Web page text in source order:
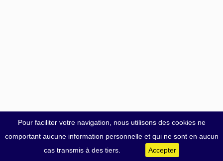
Pour faciliter votre navigation, nous utilisons des cookies ne
comportant aucune information personnelle et qui ne sont en aucun
cas transmis à des tiers.
Accepter